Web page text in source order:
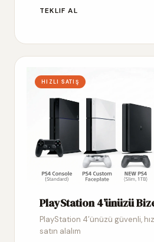
TEKLIF AL
HIZLI SATIŞ
PlayStation 4’ünüzü
PlayStation 4’ünüzü güvenli,
satın alalım